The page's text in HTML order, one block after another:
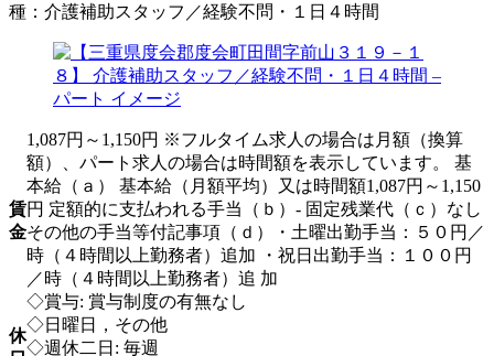
種： 介護補助スタッフ／経験不問・１日４時間
賃
金
1,087円～1,150円 ※フルタイム求人の場合は月額（換算
額）、パート求人の場合は時間額を表示しています。 基
本給（ａ） 基本給（月額平均）又は時間額1,087円～1,150
円 定額的に支払われる手当（ｂ）- 固定残業代（ｃ）なし
その他の手当等付記事項（ｄ）・土曜出勤手当：５０円／
時（４時間以上勤務者）追加 ・祝日出勤手当：１００円
／時（４時間以上勤務者）追 加
◇賞与: 賞与制度の有無なし
休
◇日曜日，その他
◇週休二日: 毎週